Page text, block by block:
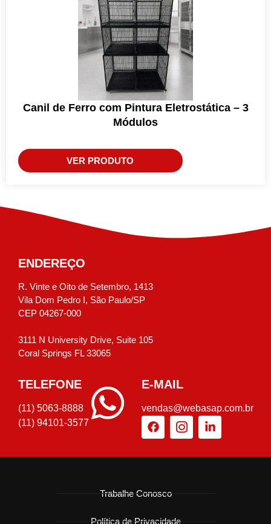
Canil de Ferro com Pintura Eletrostática – 3
Módulos
VER PRODUTO
ENDEREÇO
R. Vinte e Oito de Setembro, 1413
Vila Dom Pedro I, São Paulo/SP
CEP 04267-000
3111 N University Drive, Suite 105
Coral Springs FL 33065
TELEFONE
(11) 5063-8888
(11) 94101-3577
E-MAIL
vendas@webasap.com.br
Trabalhe Conosco
Política de Privacidade